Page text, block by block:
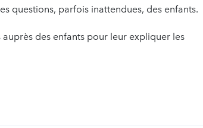
questions, parfois inattendues, des enfants.
auprès des enfants pour leur expliquer les